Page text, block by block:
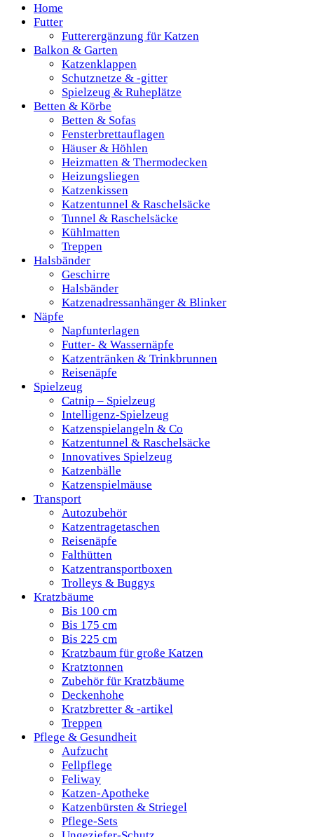
Home
Futter
Futterergänzung für Katzen
Balkon & Garten
Katzenklappen
Schutznetze & -gitter
Spielzeug & Ruheplätze
Betten & Körbe
Betten & Sofas
Fensterbrettauflagen
Häuser & Höhlen
Heizmatten & Thermodecken
Heizungsliegen
Katzenkissen
Katzentunnel & Raschelsäcke
Tunnel & Raschelsäcke
Kühlmatten
Treppen
Halsbänder
Geschirre
Halsbänder
Katzenadressanhänger & Blinker
Näpfe
Napfunterlagen
Futter- & Wassernäpfe
Katzentränken & Trinkbrunnen
Reisenäpfe
Spielzeug
Catnip – Spielzeug
Intelligenz-Spielzeug
Katzenspielangeln & Co
Katzentunnel & Raschelsäcke
Innovatives Spielzeug
Katzenbälle
Katzenspielmäuse
Transport
Autozubehör
Katzentragetaschen
Reisenäpfe
Falthütten
Katzentransportboxen
Trolleys & Buggys
Kratzbäume
Bis 100 cm
Bis 175 cm
Bis 225 cm
Kratzbaum für große Katzen
Kratztonnen
Zubehör für Kratzbäume
Deckenhohe
Kratzbretter & -artikel
Treppen
Pflege & Gesundheit
Aufzucht
Fellpflege
Feliway
Katzen-Apotheke
Katzenbürsten & Striegel
Pflege-Sets